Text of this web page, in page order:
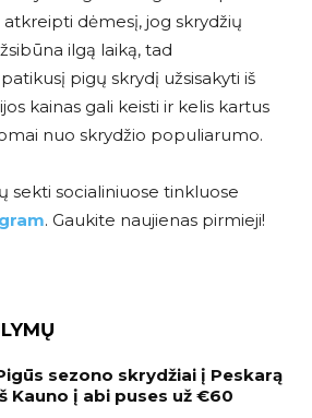
atkreipti dėmesį, jog skrydžių
ilgą laiką, tad
pigų skrydį užsisakyti iš
kainas gali keisti ir kelis kartus
nuo skrydžio populiarumo.
sekti socialiniuose tinkluose
. Gaukite naujienas pirmieji!
sezono skrydžiai į Peskarą
Kauno į abi puses už €60